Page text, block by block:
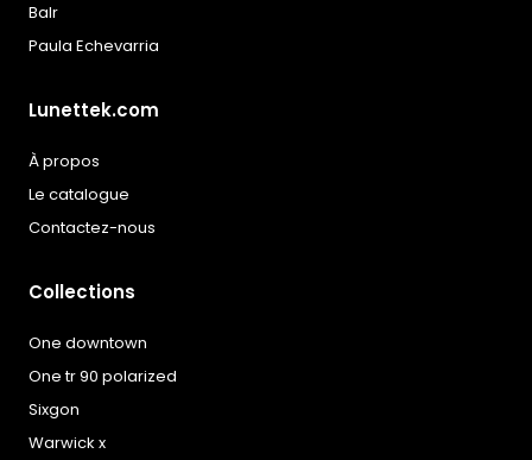
Balr
Paula Echevarria
Lunettek.com
À propos
Le catalogue
Contactez-nous
Collections
One downtown
One tr 90 polarized
Sixgon
Warwick x